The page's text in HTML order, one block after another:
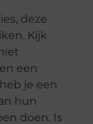
deze
Kijk
een
je een
hun
doen. Is